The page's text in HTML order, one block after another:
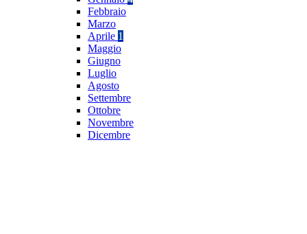
Febbraio
Marzo
Aprile 1
Maggio
Giugno
Luglio
Agosto
Settembre
Ottobre
Novembre
Dicembre